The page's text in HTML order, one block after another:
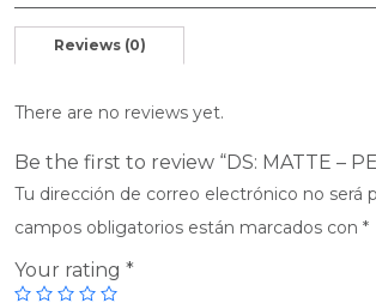
Reviews (0)
There are no reviews yet.
Be the first to review “DS: MATTE –
Tu dirección de correo electrónico no será
campos obligatorios están marcados con *
Your rating *